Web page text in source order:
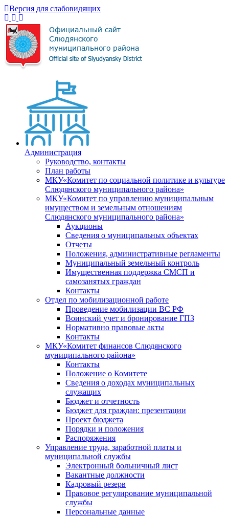
Версия для слабовидящих
Администрация
Руководство, контакты
План работы
МКУ«Комитет по социальной политике и культуре
Слюдянского муниципального района»
МКУ«Комитет по управлению муниципальным
имуществом и земельным отношениям
Слюдянского муниципального района»
Аукционы
Сведения о муниципальных объектах
Отчеты
Положения, административные регламенты
Муниципальный земельный контроль
Имущественная поддержка СМСП и
самозанятых граждан
Контакты
Отдел по мобилизационной работе
Проведение мобилизации ВС РФ
Воинский учет и бронирование ГПЗ
Нормативно правовые акты
Контакты
МКУ«Комитет финансов Слюдянского
муниципального района»
Контакты
Положение о Комитете
Сведения о доходах муниципальных
служащих
Бюджет и отчетность
Бюджет для граждан: презентации
Проект бюджета
Порядки и положения
Распоряжения
Управление труда, заработной платы и
муниципальной службы
Электронный больничный лист
Вакантные должности
Кадровый резерв
Правовое регулирование муниципальной
службы
Персональные данные